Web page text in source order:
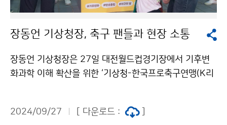
장동언 기상청장, 축구 팬들과 현장 소통
장동언 기상청장은 27일 대전월드컵경기장에서 기후변
화과학 이해 확산을 위한 ‘기상청-한국프로축구연맹(K리
하고 시축을 진행하였다.
2024/09/27 [ 다운로드 :